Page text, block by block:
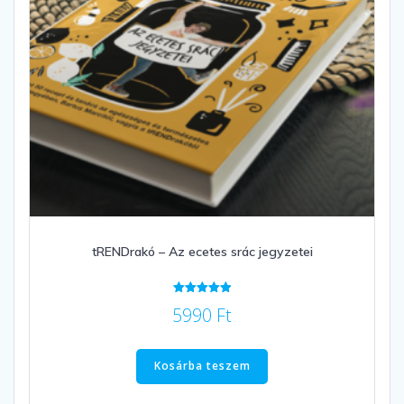
tRENDrakó – Az ecetes srác jegyzetei
5.00
/ 5
5990 Ft
Kosárba teszem